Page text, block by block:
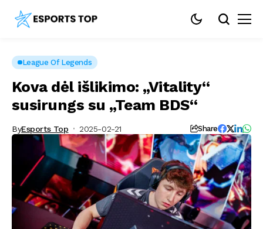
League Of Legends
Kova dėl išlikimo: „Vitality“
susirungs su „Team BDS“
ByEsports Top 2025-02-21 Share